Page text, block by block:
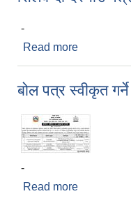
-
Read more
बोल पत्र स्वीकृत
-
Read more